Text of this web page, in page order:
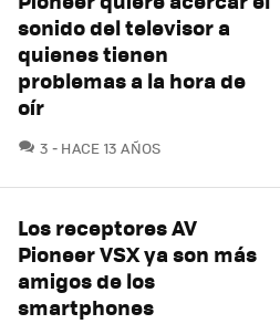
sonido del televisor a
quienes tienen
problemas a la hora de
oír
3 COMENTARIOS
HACE 13 AÑOS
Los receptores AV
Pioneer VSX ya son más
amigos de los
smartphones